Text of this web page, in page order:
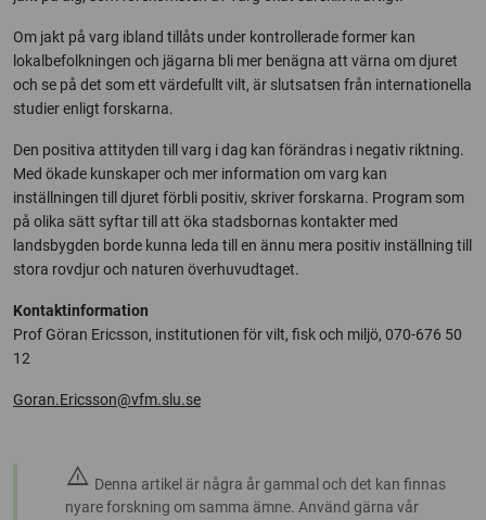
Om jakt på varg ibland tillåts under kontrollerade former kan
lokalbefolkningen och jägarna bli mer benägna att värna om djuret
och se på det som ett värdefullt vilt, är slutsatsen från internationella
studier enligt forskarna.
Den positiva attityden till varg i dag kan förändras i negativ riktning.
Med ökade kunskaper och mer information om varg kan
inställningen till djuret förbli positiv, skriver forskarna. Program som
på olika sätt syftar till att öka stadsbornas kontakter med
landsbygden borde kunna leda till en ännu mera positiv inställning till
stora rovdjur och naturen överhuvudtaget.
Kontaktinformation
Prof Göran Ericsson, institutionen för vilt, fisk och miljö, 070-676 50
12
Goran.Ericsson@vfm.slu.se
warning Denna artikel är några år gammal och det kan finnas
nyare forskning om samma ämne. Använd gärna vår